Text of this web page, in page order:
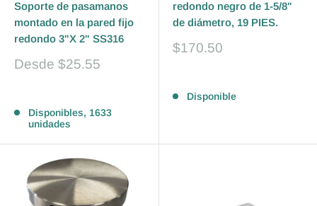
Soporte de pasamanos
montado en la pared fijo
redondo 3"X 2" SS316
Precio
Desde $25.55
Disponibles, 1633
unidades
redondo negro de 1-5/8"
de diámetro, 19 PIES.
Precio
$170.50
Disponible